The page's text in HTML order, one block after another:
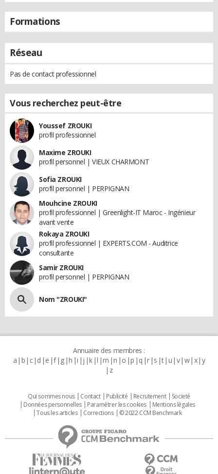
Formations
Réseau
Pas de contact professionnel
Vous recherchez peut-être
Youssef ZROUKI
profil professionnel
Maxime ZROUKI
profil personnel | VIEUX CHARMONT
Sofia ZROUKI
profil personnel | PERPIGNAN
Mouhcine ZROUKI
profil professionnel | Greenlight-IT Maroc - Ingénieur
avant vente
Rokaya ZROUKI
profil professionnel | EXPERTS.COM - Auditrice
consultante
Samir ZROUKI
profil personnel | PERPIGNAN
Nom "ZROUKI"
Annuaire des membres :
a b c d e f g h i j k l m n o p q r s t u v w x y
z
Qui sommes nous Contact Publicité Recrutement
Societé
Données personnelles
Paramétrer les cookies
Mentions légales
Tous les articles
Corrections © 2022 CCM Benchmark